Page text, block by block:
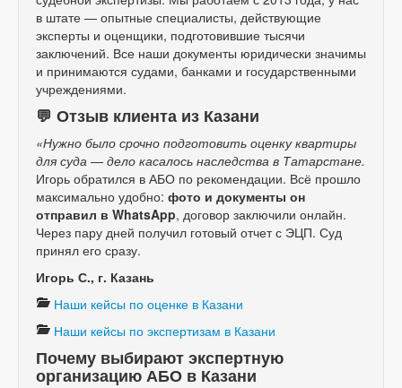
в штате — опытные специалисты, действующие
эксперты и оценщики, подготовившие тысячи
заключений. Все наши документы юридически значимы
и принимаются судами, банками и государственными
учреждениями.
💬 Отзыв клиента из Казани
«Нужно было срочно подготовить оценку квартиры
для суда — дело касалось наследства в Татарстане.
Игорь обратился в АБО по рекомендации. Всё прошло
максимально удобно: фото и документы он
отправил в WhatsApp, договор заключили онлайн.
Через пару дней получил готовый отчет с ЭЦП. Суд
принял его сразу.
Игорь С., г. Казань
Наши кейсы по оценке в Казани
Наши кейсы по экспертизам в Казани
Почему выбирают экспертную
организацию АБО в Казани